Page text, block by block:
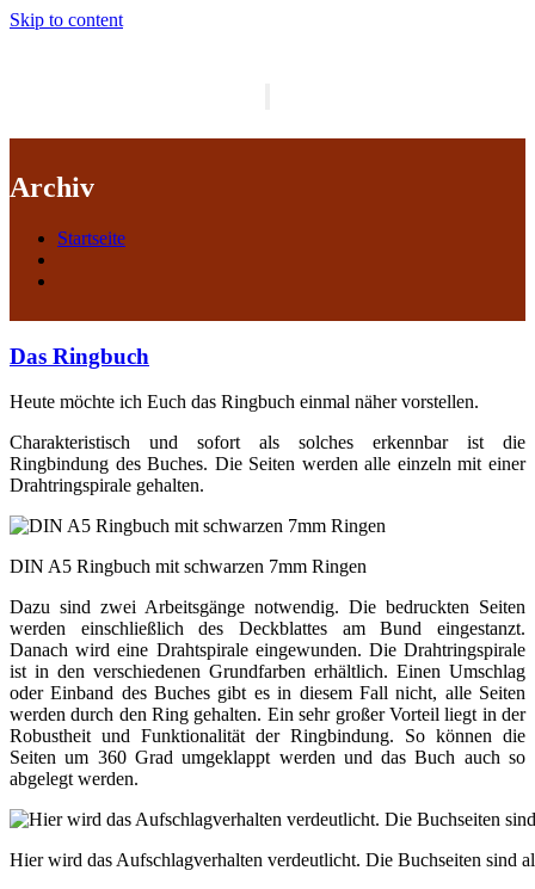
Skip to content
Archiv
Startseite
Das Ringbuch
Heute möchte ich Euch das Ringbuch einmal näher vorstellen.
Charakteristisch und sofort als solches erkennbar ist die
Ringbindung des Buches. Die Seiten werden alle einzeln mit einer
Drahtringspirale gehalten.
DIN A5 Ringbuch mit schwarzen 7mm Ringen
Dazu sind zwei Arbeitsgänge notwendig. Die bedruckten Seiten
werden einschließlich des Deckblattes am Bund eingestanzt.
Danach wird eine Drahtspirale eingewunden. Die Drahtringspirale
ist in den verschiedenen Grundfarben erhältlich. Einen Umschlag
oder Einband des Buches gibt es in diesem Fall nicht, alle Seiten
werden durch den Ring gehalten. Ein sehr großer Vorteil liegt in der
Robustheit und Funktionalität der Ringbindung. So können die
Seiten um 360 Grad umgeklappt werden und das Buch auch so
abgelegt werden.
Hier wird das Aufschlagverhalten verdeutlicht. Die Buchseiten sind